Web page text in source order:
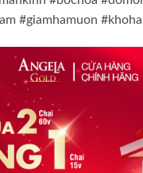
#giamhamuon